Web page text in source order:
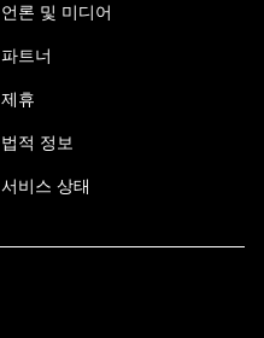
언론 및 미디어
파트너
제휴
법적 정보
서비스 상태